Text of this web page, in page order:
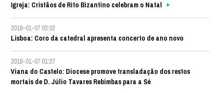
Igreja: Cristãos de Rito Bizantino celebram o Natal
2018-01-07 02:02
Lisboa: Coro da catedral apresenta concerto de ano novo
2018-01-07 01:27
Viana do Castelo: Diocese promove transladação dos restos
mortais de D. Júlio Tavares Rebimbas para a Sé